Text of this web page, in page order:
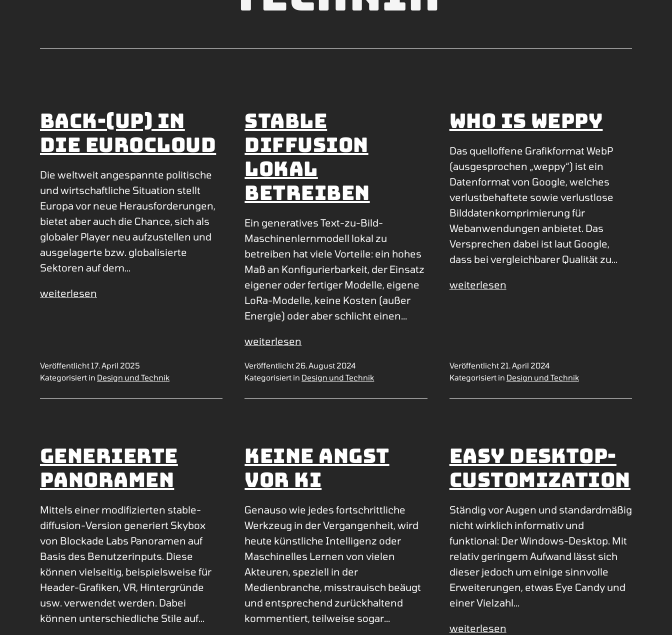
Back-(up) in
die Eurocloud
Die weltweit angespannte politische
und wirtschaftliche Situation stellt
Europa vor neue Herausforderungen,
bietet aber auch die Chance, sich als
globaler Player neu aufzustellen und
ausgelagerte bzw. globalisierte
Sektoren auf dem…
Back-
weiterlesen
Veröffentlicht 17. April 2025
Kategorisiert in Design und Technik
Stable
Diffusion
lokal
betreiben
Ein generatives Text-zu-Bild-
Maschinenlernmodell lokal zu
betreiben hat viele Vorteile: ein hohes
Maß an Konfigurierbarkeit, der Einsatz
eigener oder fertiger Modelle, eigene
LoRa-Modelle, keine Kosten (außer
Energie) oder aber schlicht einen…
Stable
lokal
weiterlesen
Veröffentlicht 26. August 2024
Kategorisiert in Design und Technik
Who is weppy
Das quelloffene Grafikformat WebP
(ausgesprochen „weppy“) ist ein
Datenformat von Google, welches
verlustbehaftete sowie verlustlose
Bilddatenkomprimierung für
Webanwendungen anbietet. Das
Versprechen dabei ist laut Google,
dass bei vergleichbarer Qualität zu…
Who
weiterlesen
Veröffentlicht 21. April 2024
Kategorisiert in Design und Technik
Generierte
Panoramen
Mittels einer modifizierten stable-
diffusion-Version generiert Skybox
von Blockade Labs Panoramen auf
Basis des Benutzerinputs. Diese
können vielseitig, beispielsweise für
Header-Grafiken, VR, Hintergründe
usw. verwendet werden. Dabei
können unterschiedliche Stile auf…
Keine Angst
vor KI
Genauso wie jedes fortschrittliche
Werkzeug in der Vergangenheit, wird
heute künstliche Intelligenz oder
Maschinelles Lernen von vielen
Akteuren, speziell in der
Medienbranche, misstrauisch beäugt
und entsprechend zurückhaltend
kommentiert, teilweise sogar…
Easy Desktop-
Customization
Ständig vor Augen und standardmäßig
nicht wirklich informativ und
funktional: Der Windows-Desktop. Mit
relativ geringem Aufwand lässt sich
dieser jedoch um einige sinnvolle
Erweiterungen, etwas Eye Candy und
einer Vielzahl…
Easy
weiterlesen